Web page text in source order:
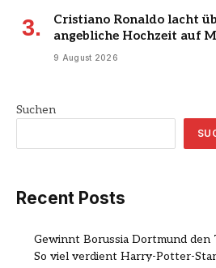
Cristiano Ronaldo lacht
angebliche Hochzeit auf
9 August 2026
Suchen
Recent Posts
Gewinnt Borussia Dortmund den
So viel verdient Harry-Potter-Star